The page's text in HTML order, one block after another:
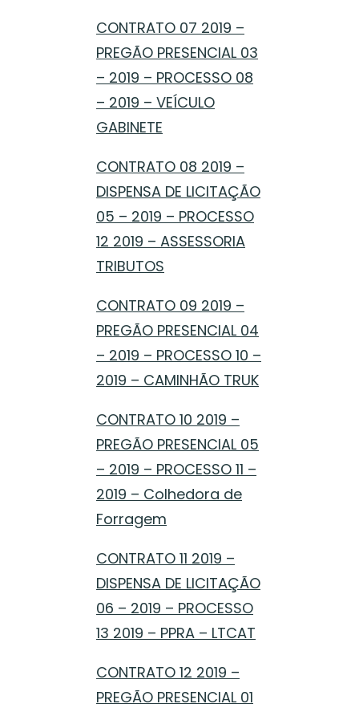
CONTRATO 07 2019 –
PREGÃO PRESENCIAL 03
– 2019 – PROCESSO 08
– 2019 – VEÍCULO
GABINETE
CONTRATO 08 2019 –
DISPENSA DE LICITAÇÃO
05 – 2019 – PROCESSO
12 2019 – ASSESSORIA
TRIBUTOS
CONTRATO 09 2019 –
PREGÃO PRESENCIAL 04
– 2019 – PROCESSO 10 –
2019 – CAMINHÃO TRUK
CONTRATO 10 2019 –
PREGÃO PRESENCIAL 05
– 2019 – PROCESSO 11 –
2019 – Colhedora de
Forragem
CONTRATO 11 2019 –
DISPENSA DE LICITAÇÃO
06 – 2019 – PROCESSO
13 2019 – PPRA – LTCAT
CONTRATO 12 2019 –
PREGÃO PRESENCIAL 01